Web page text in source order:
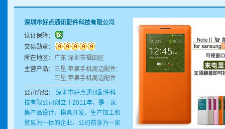
设计、规范施工、追求卓越、持续改
进、以优良的品质和完善的服务，给
顾客最大的满足及信任。 杭州坎坤
信息技术有限公司竭诚打造精品工
一贯宗旨，公司始终秉承“用精湛的
技术为您护航，以真诚的服务伴您发
展的服务理念，始终坚持“专注于您
的需求”为原则。因为有您， 才显专
业， 我们承诺：“给我们一次服务的
机会，将回报您一个优质的精品”。
深圳市好点通讯配件科技有限公司
认证保障：
交易勋章：
所在地区： 广东 深圳市福田区
主营产品： 三星;苹果手机周边配件;
三星;苹果手机周边配件
公司介绍：
深圳市好点通讯配件科
技有限公司创立于2011年，是一家
集产品设计，模具开发，生产加工和
贸易为一体的企业。公司前身为一家